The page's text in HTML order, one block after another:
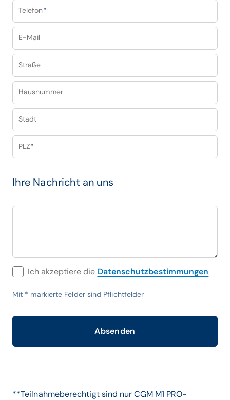
Telefon*
E-Mail
Straße
Hausnummer
Stadt
PLZ*
Ihre Nachricht an uns
Ich akzeptiere die Datenschutzbestimmungen
Mit * markierte Felder sind Pflichtfelder
Absenden
**Teilnahmeberechtigt sind nur CGM M1 PRO-